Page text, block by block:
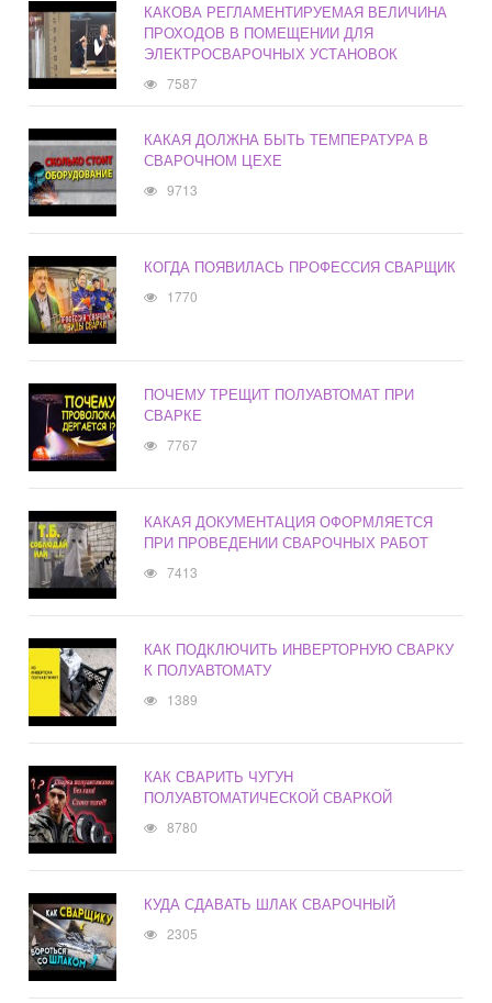
КАКОВА РЕГЛАМЕНТИРУЕМАЯ ВЕЛИЧИНА
ПРОХОДОВ В ПОМЕЩЕНИИ ДЛЯ
ЭЛЕКТРОСВАРОЧНЫХ УСТАНОВОК
7587
КАКАЯ ДОЛЖНА БЫТЬ ТЕМПЕРАТУРА В
СВАРОЧНОМ ЦЕХЕ
9713
КОГДА ПОЯВИЛАСЬ ПРОФЕССИЯ СВАРЩИК
1770
ПОЧЕМУ ТРЕЩИТ ПОЛУАВТОМАТ ПРИ
СВАРКЕ
7767
КАКАЯ ДОКУМЕНТАЦИЯ ОФОРМЛЯЕТСЯ
ПРИ ПРОВЕДЕНИИ СВАРОЧНЫХ РАБОТ
7413
КАК ПОДКЛЮЧИТЬ ИНВЕРТОРНУЮ СВАРКУ
К ПОЛУАВТОМАТУ
1389
КАК СВАРИТЬ ЧУГУН
ПОЛУАВТОМАТИЧЕСКОЙ СВАРКОЙ
8780
КУДА СДАВАТЬ ШЛАК СВАРОЧНЫЙ
2305